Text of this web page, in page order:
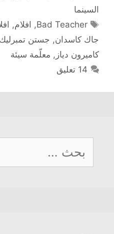
السينما
الوسوم
Bad Teacher
, افلام,
جاك كاسدان, جستن تمبرليك
كاميرون دياز , معلّمة سيئة
14 تعليق
عن: